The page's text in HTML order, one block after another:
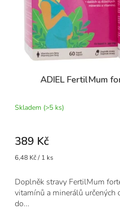
ADIEL FertilMum
Skladem (>5 ks)
389 Kč
Měrná
6,48 Kč / 1 ks
Doplněk stravy FertilMum
vitamínů a minerálů
do...